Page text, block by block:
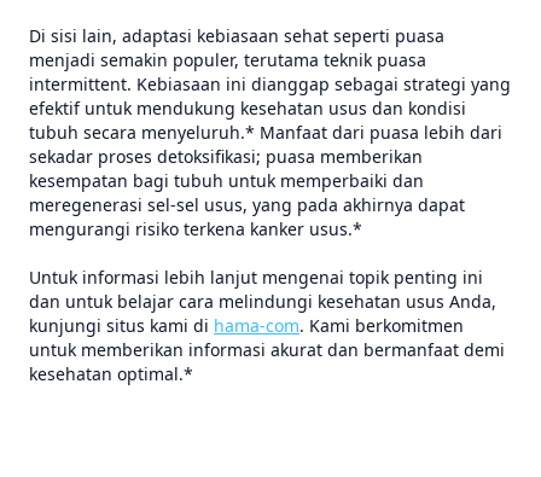
Di sisi lain, adaptasi kebiasaan sehat seperti puasa
menjadi semakin populer, terutama teknik puasa
intermittent. Kebiasaan ini dianggap sebagai strategi yang
efektif untuk mendukung kesehatan usus dan kondisi
tubuh secara menyeluruh.* Manfaat dari puasa lebih dari
sekadar proses detoksifikasi; puasa memberikan
kesempatan bagi tubuh untuk memperbaiki dan
meregenerasi sel-sel usus, yang pada akhirnya dapat
mengurangi risiko terkena kanker usus.*
Untuk informasi lebih lanjut mengenai topik penting ini
dan untuk belajar cara melindungi kesehatan usus Anda,
kunjungi situs kami di hama-com. Kami berkomitmen
untuk memberikan informasi akurat dan bermanfaat demi
kesehatan optimal.*